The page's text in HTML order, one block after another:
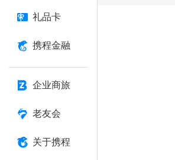
礼品卡
携程金融
企业商旅
老友会
关于携程